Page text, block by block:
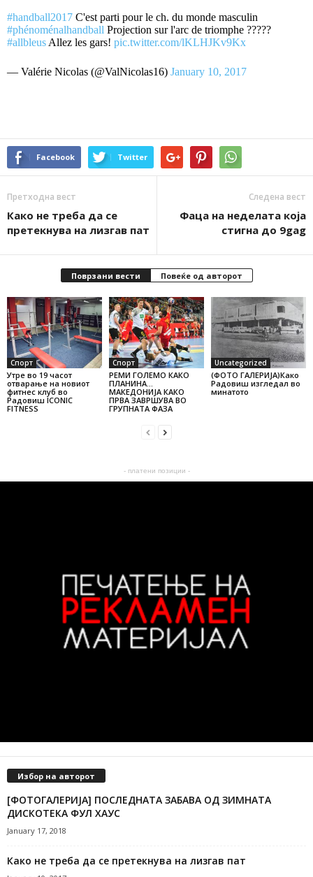
#handball2017 C'est parti pour le ch. du monde masculin
#phénoménalhandball Projection sur l'arc de triomphe ?????
#allbleus Allez les gars! pic.twitter.com/lKLHJKv9Kx
— Valérie Nicolas (@ValNicolas16) January 10, 2017
Facebook Twitter
Претходна вест
Како не треба да се
претекнува на лизгав пат
Следена вест
Фаца на неделата која
стигна до 9gag
Поврзани вести Повеќе од авторот
Спорт
Утре во 19 часот
отварање на новиот
фитнес клуб во
Радовиш ICONIC
FITNESS
Спорт
РЕМИ ГОЛЕМО КАКО
ПЛАНИНА…
МАКЕДОНИЈА КАКО
ПРВА ЗАВРШУВА ВО
ГРУПНАТА ФАЗА
Uncategorized
(ФОТО ГАЛЕРИЈА)Како
Радовиш изгледал во
минатото
- платени позиции -
Избор на авторот
[ФОТОГАЛЕРИЈА] ПОСЛЕДНАТА ЗАБАВА ОД ЗИМНАТА
ДИСКОТЕКА ФУЛ ХАУС
January 17, 2018
Како не треба да се претекнува на лизгав пат